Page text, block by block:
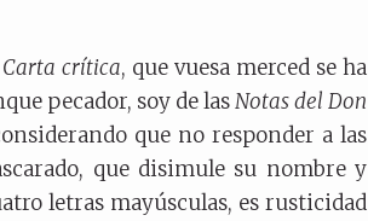
Carta crítica, que vuesa merced se ha
pecador, soy de lasNotas del Don
que no responder a las
que disimule su nombre y
letras mayúsculas, es rusticidad